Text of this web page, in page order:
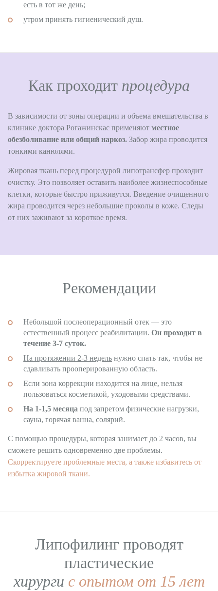
есть в тот же день;
утром принять гигиенический душ.
Как проходит процедура
В зависимости от зоны операции и объема вмешательства в
клинике доктора Рогажинскас применяют местное
обезболивание или общий наркоз. Забор жира проводится
тонкими канюлями.
Жировая ткань перед процедурой липотрансфер проходит
очистку. Это позволяет оставить наиболее жизнеспособные
клетки, которые быстро приживутся. Введение очищенного
жира проводится через небольшие проколы в коже. Следы
от них заживают за короткое время.
Рекомендации
Небольшой послеоперационный отек — это
естественный процесс реабилитации. Он проходит в
течение 3-7 суток.
На протяжении 2-3 недель нужно спать так, чтобы не
сдавливать прооперированную область.
Если зона коррекции находится на лице, нельзя
пользоваться косметикой, уходовыми средствами.
На 1-1,5 месяца под запретом физические нагрузки,
сауна, горячая ванна, солярий.
С помощью процедуры, которая занимает до 2 часов, вы
сможете решить одновременно две проблемы.
Скорректируете проблемные места, а также избавитесь от
избытка жировой ткани.
Липофилинг проводят
пластические
хирурги с опытом от 15 лет